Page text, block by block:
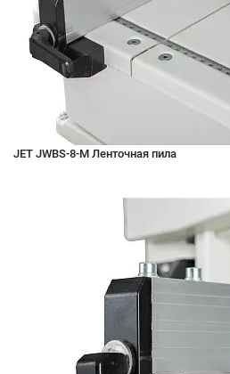
JET JWBS-8-M Ленточная пила